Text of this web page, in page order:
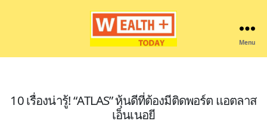
Menu
10 เรื่องน่ารู้! “ATLAS” หุ้นดีที่ต้องมีติดพอร์ต แอตลาส
เอ็นเนอยี